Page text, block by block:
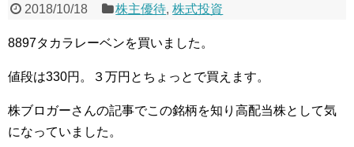
2018/10/18 株主優待,株式投資
8897タカラレーベンを買いました。
値段は330円。３万円とちょっとで買えます。
株ブロガーさんの記事でこの銘柄を知り高配当株として気
になっていました。